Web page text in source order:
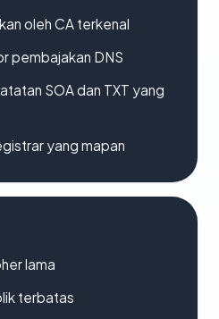
oleh CA terkenal
pembajakan DNS
SOA dan TXT yang
yang mapan
lama
terbatas